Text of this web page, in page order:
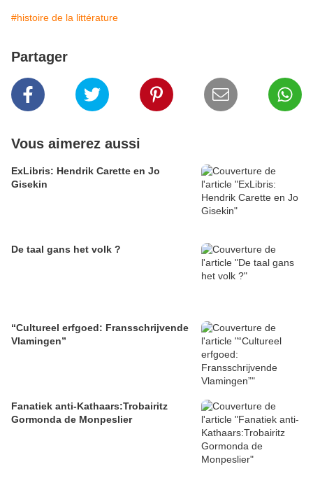
#histoire de la littérature
Partager
Vous aimerez aussi
ExLibris: Hendrik Carette en Jo
Gisekin
De taal gans het volk ?
“Cultureel erfgoed: Fransschrijvende
Vlamingen”
Fanatiek anti-Kathaars:Trobairitz
Gormonda de Monpeslier